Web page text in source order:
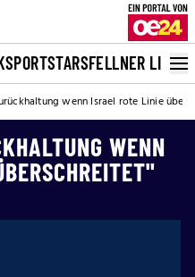
SPORTSTARSFELLNER LIVE
wenn Israel rote Linie
WENN